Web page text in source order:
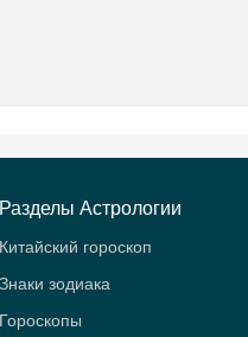
Разделы Астрологии
Китайский гороскоп
Знаки зодиака
Гороскопы